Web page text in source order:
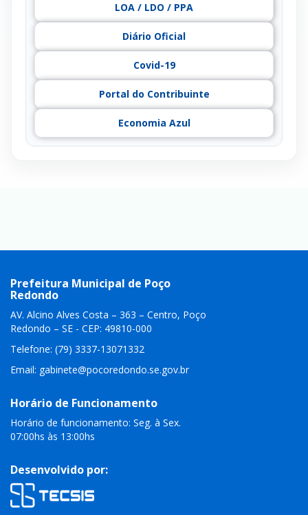
LOA / LDO / PPA
Diário Oficial
Covid-19
Portal do Contribuinte
Economia Azul
Prefeitura Municipal de Poço
Redondo
AV. Alcino Alves Costa – 363 – Centro, Poço
Redondo – SE - CEP: 49810-000
Telefone: (79) 3337-13071332
Email: gabinete@pocoredondo.se.gov.br
Horário de Funcionamento
Horário de funcionamento: Seg. à Sex.
07:00hs às 13:00hs
Desenvolvido por: